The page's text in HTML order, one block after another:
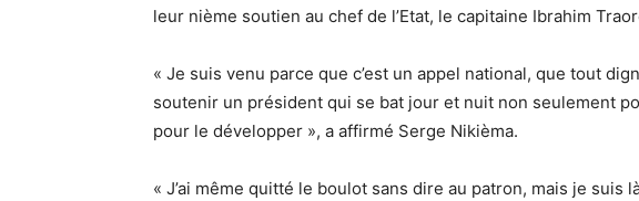
leur nième soutien au chef de l’Etat, le capitaine Ibrahim
« Je suis venu parce que c’est un appel national, que tout
soutenir un président qui se bat jour et nuit non seulement
pour le développer », a affirmé Serge Nikièma.
« J’ai même quitté le boulot sans dire au patron, mais je suis